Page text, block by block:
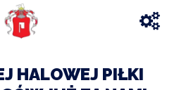
HALOWEJ PIŁKI